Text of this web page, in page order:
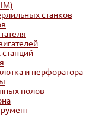
станков
и перфоратора
полов